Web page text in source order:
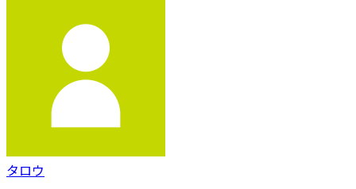
タロウ